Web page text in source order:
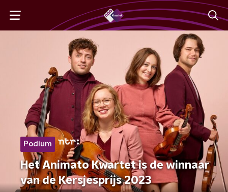
Podium
Het Animato Kwartet is de winnaar
van de Kersjesprijs 2023